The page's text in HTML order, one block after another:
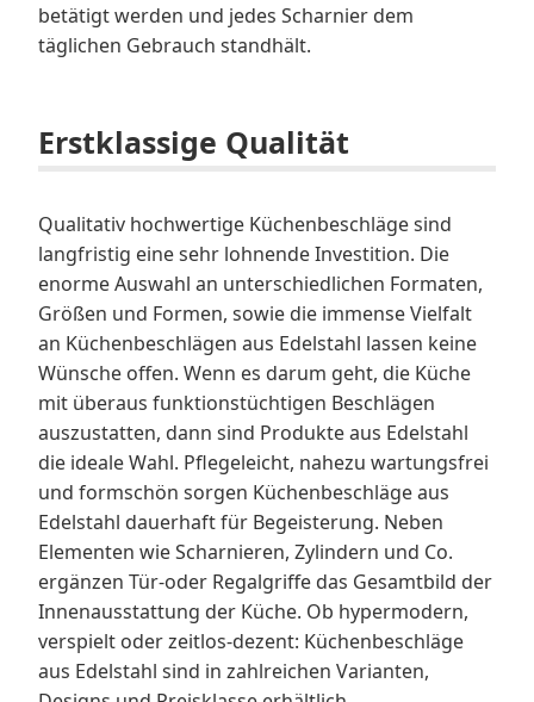
betätigt werden und jedes Scharnier dem
täglichen Gebrauch standhält.
Erstklassige Qualität
Qualitativ hochwertige Küchenbeschläge sind
langfristig eine sehr lohnende Investition. Die
enorme Auswahl an unterschiedlichen Formaten,
Größen und Formen, sowie die immense Vielfalt
an Küchenbeschlägen aus Edelstahl lassen keine
Wünsche offen. Wenn es darum geht, die Küche
mit überaus funktionstüchtigen Beschlägen
auszustatten, dann sind Produkte aus Edelstahl
die ideale Wahl. Pflegeleicht, nahezu wartungsfrei
und formschön sorgen Küchenbeschläge aus
Edelstahl dauerhaft für Begeisterung. Neben
Elementen wie Scharnieren, Zylindern und Co.
ergänzen Tür-oder Regalgriffe das Gesamtbild der
Innenausstattung der Küche. Ob hypermodern,
verspielt oder zeitlos-dezent: Küchenbeschläge
aus Edelstahl sind in zahlreichen Varianten,